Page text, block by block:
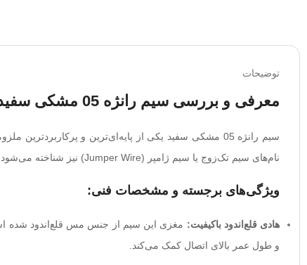
توضیحات
معرفی و بررسی سیم رانژه 05 مشکی سفید (قرقره 300 متری)
سیم رانژه 05 مشکی سفید یکی از پایه‌ای‌ترین و پرکاربردترین ملزومات در بخش
نام‌های سیم تک‌زوج یا سیم ژامپر (Jumper Wire) نیز شناخته می‌شود، وظیفه اتصال پورت‌های مختلف در مراکز تلفن، سانترال و ام‌دی‌اف‌های مخابراتی را بر عهده دارد.
ویژگی‌های برجسته و مشخصات فنی:
هادی قلع‌‌اندود باکیفیت: مغزی این سیم از جنس مس قلع‌‌اندود شده
و طول عمر بالای اتصال کمک می‌کند.